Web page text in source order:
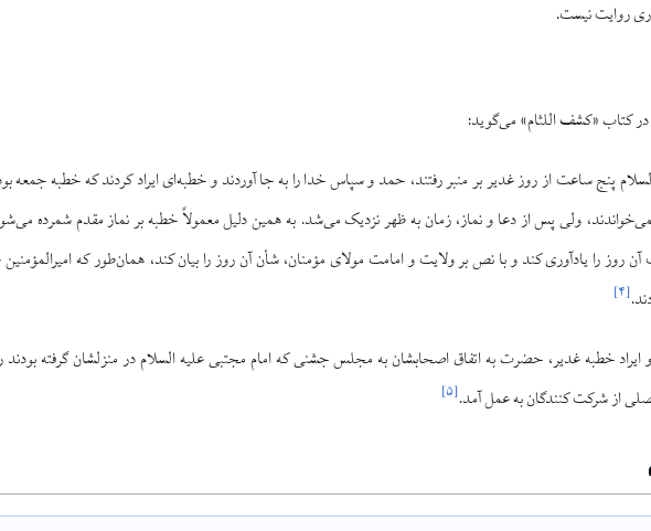
روایت نیست.
کتاب «کشف اللثام» می‌گوید:
السلام پنج ساعت از روز غدیر بر منبر رفتند، حمد و سپاس خدا را به جا آوردند و خطبه‌ای ایراد کردند که خطبه جمعه
ولی پس از دعا و نماز، زمان به ظهر نزدیک می‌شد. به همین دلیل معمولاً خطبه بر نماز مقدم شمرده
را یادآوری کند و با نص بر ولایت و امامت مولای مؤمنان، شأن آن روز را بیان کند، همان‌طور که امیرالمؤمنین
[۴]
خطبه غدیر، حضرت به اتفاق اصحابشان به مجلس جشنى كه امام مجتبى‏ عليه السلام در منزلشان گرفته بودند
از شركت كنندگان به عمل آمد.[۵]